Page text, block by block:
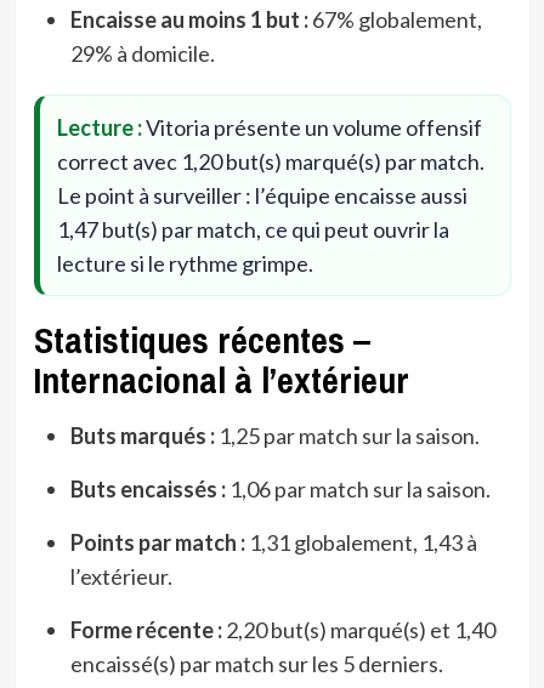
Encaisse au moins 1 but :67% globalement,
29% à domicile.
Lecture :Vitoria présente un volume offensif
correct avec 1,20 but(s) marqué(s) par match.
Le point à surveiller : l’équipe encaisse aussi
1,47 but(s) par match, ce qui peut ouvrir la
lecture si le rythme grimpe.
Statistiques récentes –
Internacional à l’extérieur
Buts marqués :1,25 par match sur la saison.
Buts encaissés :1,06 par match sur la saison.
Points par match :1,31 globalement, 1,43 à
l’extérieur.
Forme récente :2,20 but(s) marqué(s) et 1,40
encaissé(s) par match sur les 5 derniers.